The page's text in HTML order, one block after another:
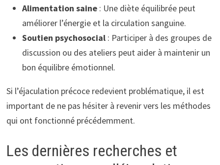
Alimentation saine: Une diète équilibrée peut
améliorer l’énergie et la circulation sanguine.
Soutien psychosocial: Participer à des groupes de
discussion ou des ateliers peut aider à maintenir un
bon équilibre émotionnel.
Si l’éjaculation précoce redevient problématique, il est
important de ne pas hésiter à revenir vers les méthodes
qui ont fonctionné précédemment.
Les dernières recherches et